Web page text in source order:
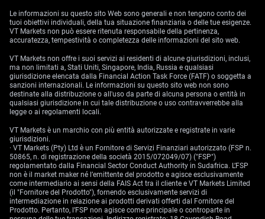
Le informazioni su questo sito Web sono generali e non tengono conto dei
tuoi obiettivi individuali, della tua situazione finanziaria o delle tue esigenze.
VT Markets non può essere ritenuta responsabile della pertinenza,
accuratezza, tempestività o completezza delle informazioni del sito web.
VT Markets non offre i suoi servizi ai residenti di alcune giurisdizioni, inclusi,
ma non limitati a, Stati Uniti, Singapore, India, Russia e qualsiasi
giurisdizione elencata dalla Financial Action Task Force (FATF) o soggetta a
sanzioni internazionali. Le informazioni su questo sito web non sono
destinate alla distribuzione o all'uso da parte di alcuna persona o entità in
qualsiasi giurisdizione in cui tale distribuzione o uso contravverrebbe alla
legge o ai regolamenti locali.
VT Markets è un marchio con più entità autorizzate e registrate in varie
giurisdizioni.
· VT Markets (Pty) Ltd è un Fornitore di Servizi Finanziari autorizzato (FSP n.
50865, n. di registrazione della società 2015/072049/07) ("FSP")
regolamentato dalla Financial Sector Conduct Authority in Sudafrica. L’FSP
non è il market maker né l’emittente del prodotto e agisce esclusivamente
come intermediario ai sensi della FAIS Act tra il cliente e VT Markets Limited
(il "Fornitore del Prodotto"), fornendo esclusivamente servizi di
intermediazione in relazione ai prodotti derivati offerti dal Fornitore del
Prodotto. Pertanto, l’FSP non agisce come principale o controparte in